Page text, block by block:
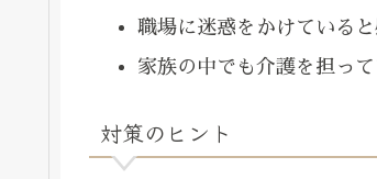
職場に迷惑をかけている
家族の中でも介護を担っ
対策のヒント